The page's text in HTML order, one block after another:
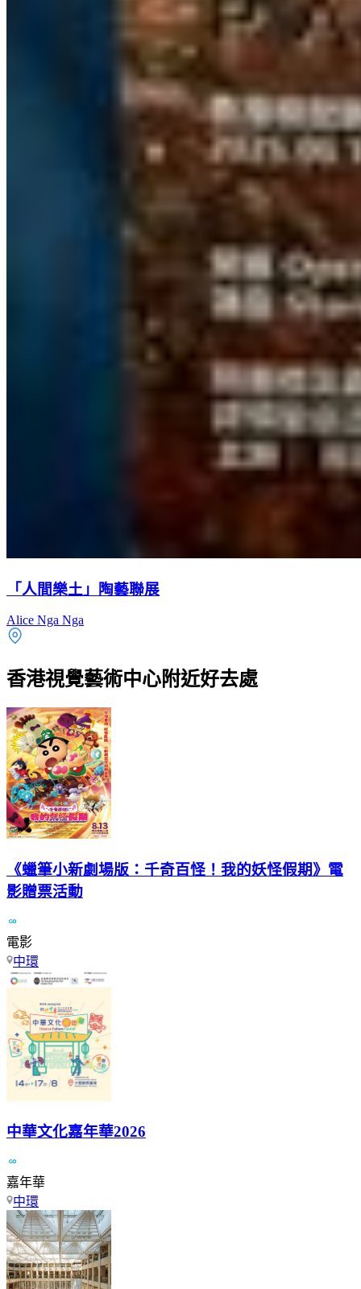
「人間樂土」陶藝聯展
Alice Nga Nga
香港視覺藝術中心附近好去處
《蠟筆小新劇場版：千奇百怪！我的妖怪假期》電
影贈票活動
電影
中環
中華文化嘉年華2026
嘉年華
中環